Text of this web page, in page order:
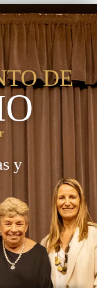
DE
y